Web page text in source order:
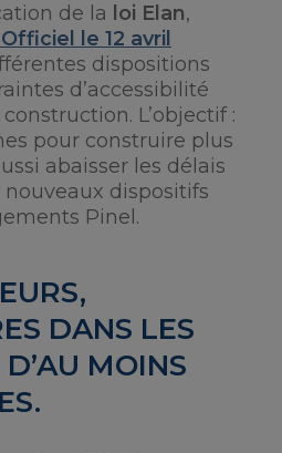
de la loi Elan,
le 12 avril
dispositions
d’accessibilité
L’objectif :
pour construire plus
abaisser les délais
nouveaux dispositifs
Pinel.
DANS LES
MOINS